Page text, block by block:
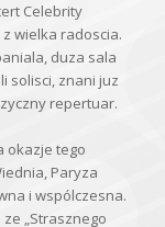
Celebrity
wielka radoscia.
duza sala
solisci, znani juz
repertuar.
okazje tego
Paryza
i wspólczesna.
„Strasznego